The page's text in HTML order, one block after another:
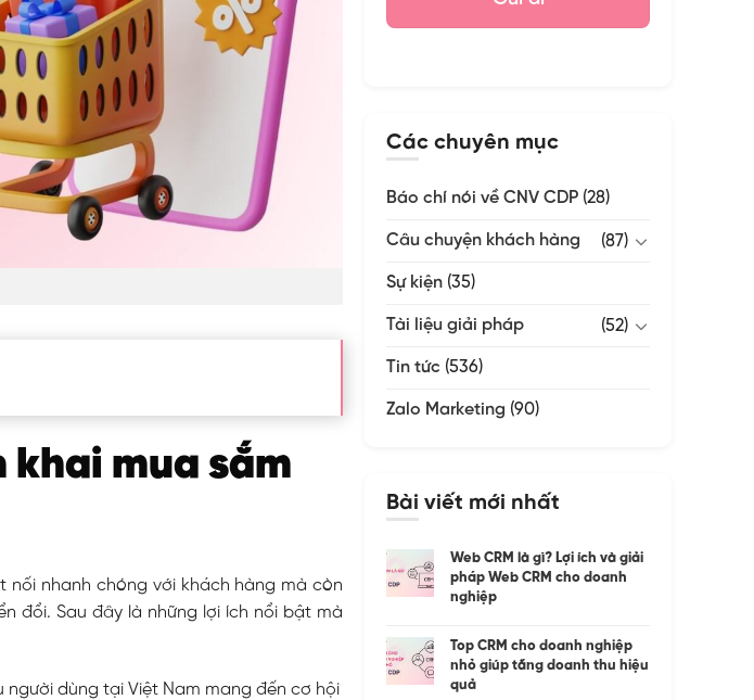
khai mua sắm
nối nhanh chóng với khách hàng mà còn
đổi. Sau đây là những lợi ích nổi bật mà
người dùng tại Việt Nam mang đến cơ hội
Các chuyên mục
Báo chí nói về CNV CDP(28)
Câu chuyện khách hàng (87)
Sự kiện(35)
Tài liệu giải pháp (52)
Tin tức (536)
Zalo Marketing (90)
Bài viết mới nhất
Web CRM là gì? Lợi ích và giải
pháp Web CRM cho doanh
nghiệp
Top CRM cho doanh nghiệp
nhỏ giúp tăng doanh thu hiệu
quả